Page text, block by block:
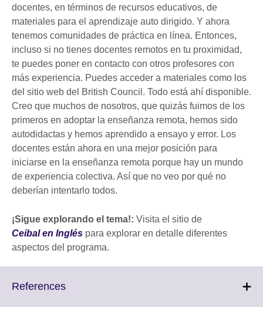
docentes, en términos de recursos educativos, de
materiales para el aprendizaje auto dirigido. Y ahora
tenemos comunidades de práctica en línea. Entonces,
incluso si no tienes docentes remotos en tu proximidad,
te puedes poner en contacto con otros profesores con
más experiencia. Puedes acceder a materiales como los
del sitio web del British Council. Todo está ahí disponible.
Creo que muchos de nosotros, que quizás fuimos de los
primeros en adoptar la enseñanza remota, hemos sido
autodidactas y hemos aprendido a ensayo y error. Los
docentes están ahora en una mejor posición para
iniciarse en la enseñanza remota porque hay un mundo
de experiencia colectiva. Así que no veo por qué no
deberían intentarlo todos.
¡Sigue explorando el tema!: Visita el sitio de
Ceibal en Inglés para explorar en detalle diferentes
aspectos del programa.
ReferencesClick